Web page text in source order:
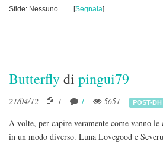
Sfide: Nessuno
[Segnala]
Butterflydi pingui79
21/04/12 1 1 5651 POST-DH
A volte, per capire veramente come vanno le
in un modo diverso. Luna Lovegood e